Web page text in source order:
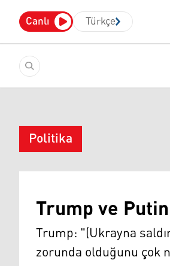
Canlı Türkçe
Politika
Trump ve
Trump: "(Ukrayna
zorunda olduğunu çok